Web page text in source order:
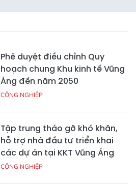
Phê duyệt điều chỉnh Quy
hoạch chung Khu kinh tế Vũng
Áng đến năm 2050
CÔNG NGHIỆP
Tập trung tháo gỡ khó khăn,
hỗ trợ nhà đầu tư triển khai
các dự án tại KKT Vũng Áng
CÔNG NGHIỆP